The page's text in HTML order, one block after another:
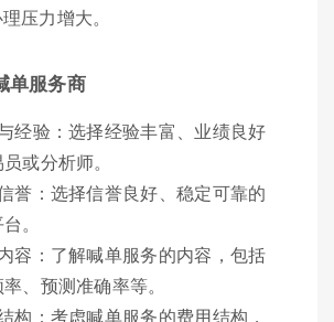
压力增大。
单服务商
经验：选择经验丰富、业绩良好
或分析师。
誉：选择信誉良好、稳定可靠的
。
容：了解喊单服务的内容，包括
、预测准确率等。
构：考虑喊单服务的费用结构，